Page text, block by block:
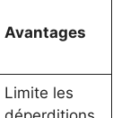
Avantages
Limite les